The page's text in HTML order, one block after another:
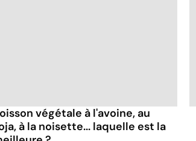
végétale à l'avoine, au
à la noisette... laquelle est la